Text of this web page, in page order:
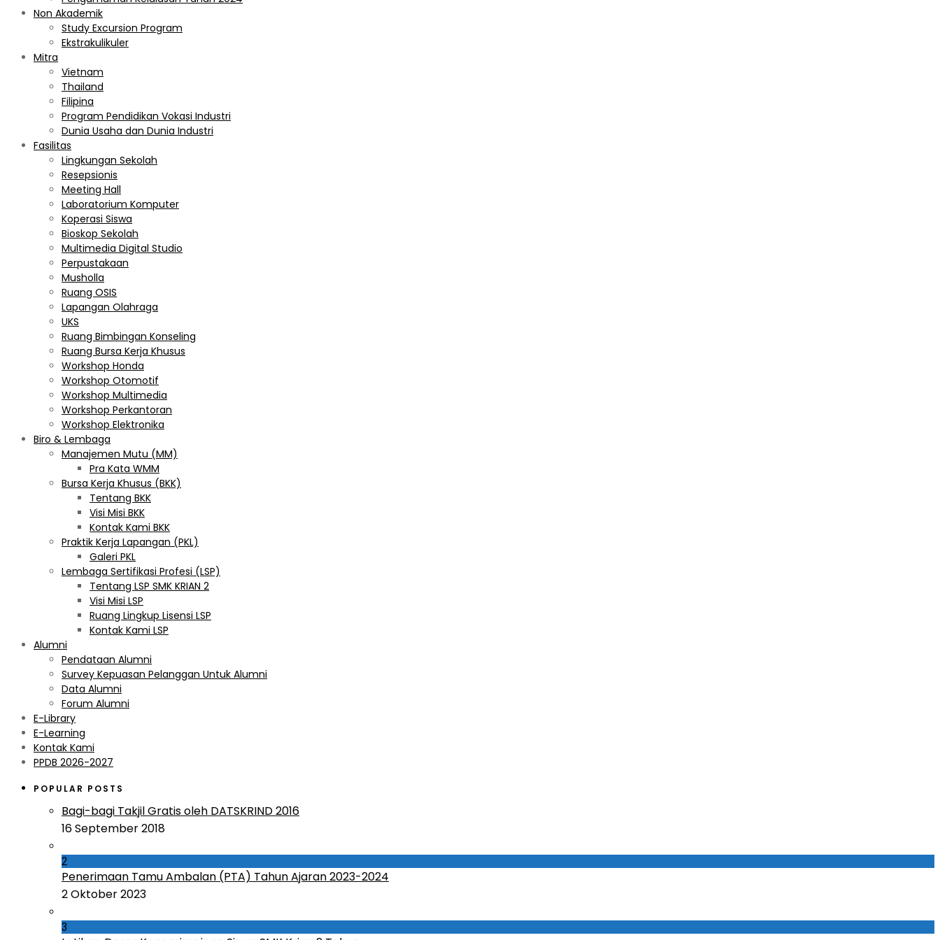
Non Akademik
Study Excursion Program
Ekstrakulikuler
Mitra
Vietnam
Thailand
Filipina
Program Pendidikan Vokasi Industri
Dunia Usaha dan Dunia Industri
Fasilitas
Lingkungan Sekolah
Resepsionis
Meeting Hall
Laboratorium Komputer
Koperasi Siswa
Bioskop Sekolah
Multimedia Digital Studio
Perpustakaan
Musholla
Ruang OSIS
Lapangan Olahraga
UKS
Ruang Bimbingan Konseling
Ruang Bursa Kerja Khusus
Workshop Honda
Workshop Otomotif
Workshop Multimedia
Workshop Perkantoran
Workshop Elektronika
Biro & Lembaga
Manajemen Mutu (MM)
Pra Kata WMM
Bursa Kerja Khusus (BKK)
Tentang BKK
Visi Misi BKK
Kontak Kami BKK
Praktik Kerja Lapangan (PKL)
Galeri PKL
Lembaga Sertifikasi Profesi (LSP)
Tentang LSP SMK KRIAN 2
Visi Misi LSP
Ruang Lingkup Lisensi LSP
Kontak Kami LSP
Alumni
Pendataan Alumni
Survey Kepuasan Pelanggan Untuk Alumni
Data Alumni
Forum Alumni
E-Library
E-Learning
Kontak Kami
PPDB 2026-2027
POPULAR POSTS
Bagi-bagi Takjil Gratis oleh DATSKRIND 2016
16 September 2018
2
Penerimaan Tamu Ambalan (PTA) Tahun Ajaran 2023-2024
2 Oktober 2023
3